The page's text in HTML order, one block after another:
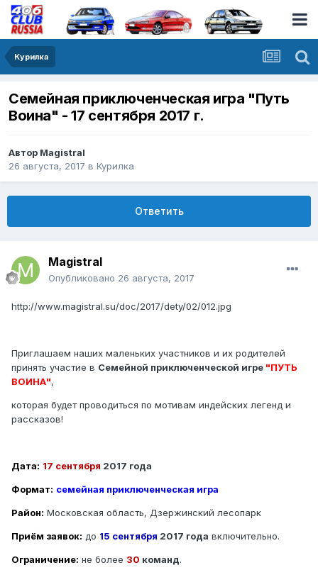
Курилка
Семейная приключенческая игра "Путь
Воина" - 17 сентября 2017 г.
Автор Magistral
26 августа, 2017 в Курилка
Ответить
Magistral
Опубликовано 26 августа, 2017
http://www.magistral.su/doc/2017/dety/02/012.jpg
Приглашаем наших маленьких участников и их родителей
принять участие в Семейной приключенческой игре "ПУТЬ
ВОИНА",
которая будет проводиться по мотивам индейских легенд и
рассказов!
Дата: 17 сентября 2017 года
Формат: семейная приключенческая игра
Район: Московская область, Дзержинский лесопарк
Приём заявок: до 15 сентября 2017 года включительно.
Ограничение: не более 30 команд.